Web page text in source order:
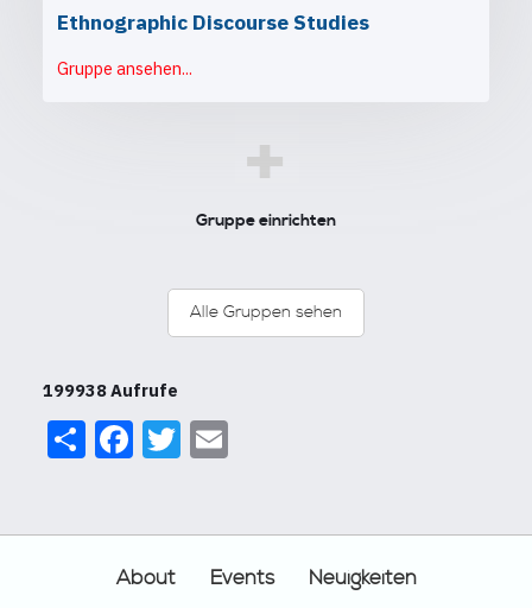
Ethnographic Discourse Studies
Gruppe ansehen...
+
Gruppe einrichten
Alle Gruppen sehen
199938 Aufrufe
ShareFacebook
Twitter
About Events Neuigkeiten